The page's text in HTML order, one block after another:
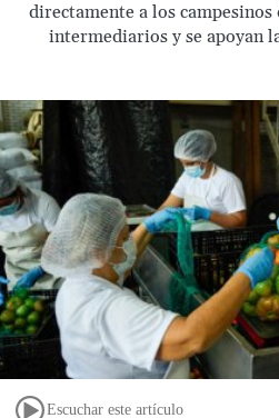
directamente a los
intermediarios y se apoyan
Escuchar este artículo